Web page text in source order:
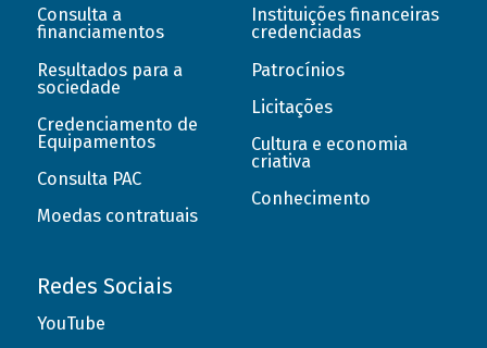
Consulta a
financiamentos
Resultados para a
sociedade
Credenciamento de
Equipamentos
Consulta PAC
Moedas contratuais
Instituições financeiras
credenciadas
Patrocínios
Licitações
Cultura e economia
criativa
Conhecimento
Redes Sociais
YouTube